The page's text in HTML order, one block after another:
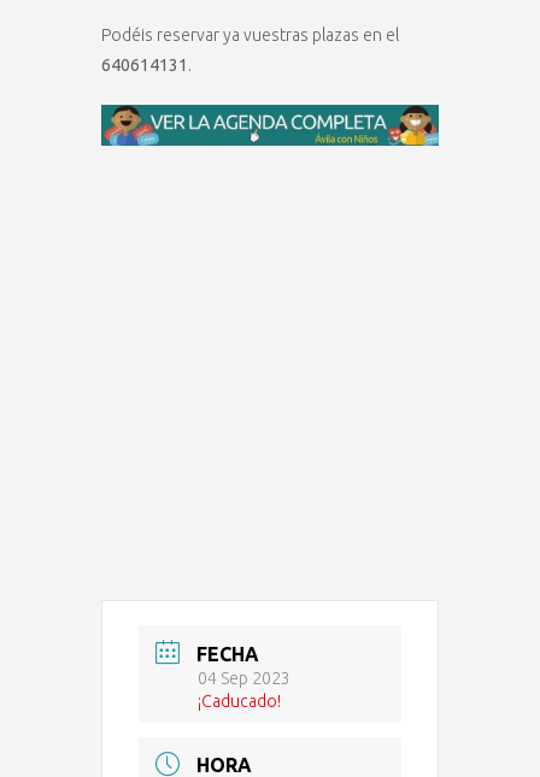
Podéis reservar ya vuestras plazas en el
640614131 .
FECHA
04 Sep 2023
¡Caducado!
HORA